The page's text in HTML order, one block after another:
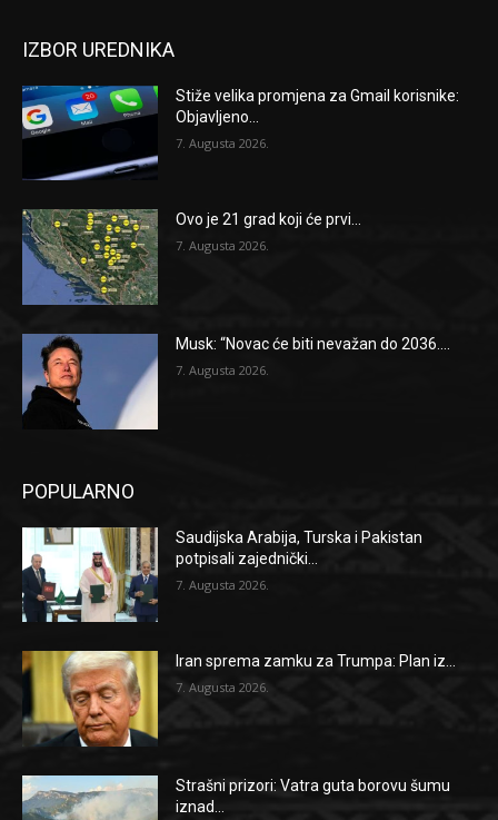
IZBOR UREDNIKA
Stiže velika promjena za Gmail korisnike:
Objavljeno...
7. Augusta 2026.
Ovo je 21 grad koji će prvi...
7. Augusta 2026.
Musk: “Novac će biti nevažan do 2036....
7. Augusta 2026.
POPULARNO
Saudijska Arabija, Turska i Pakistan
potpisali zajednički...
7. Augusta 2026.
Iran sprema zamku za Trumpa: Plan iz...
7. Augusta 2026.
Strašni prizori: Vatra guta borovu šumu
iznad...